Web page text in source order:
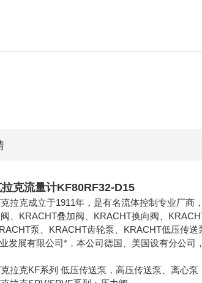
克流量计KF80RF32-D15
拉克成立于1911年，是有名流体控制专业厂商
、KRACHT叠加阀、KRACHT换向阀、
泵、KRACHT齿轮泵、KRACHT低压传
业发展有限公司*，本公司德国、美国设有分公
拉克KF系列 低压传送泵，高压传送泵、离心泵